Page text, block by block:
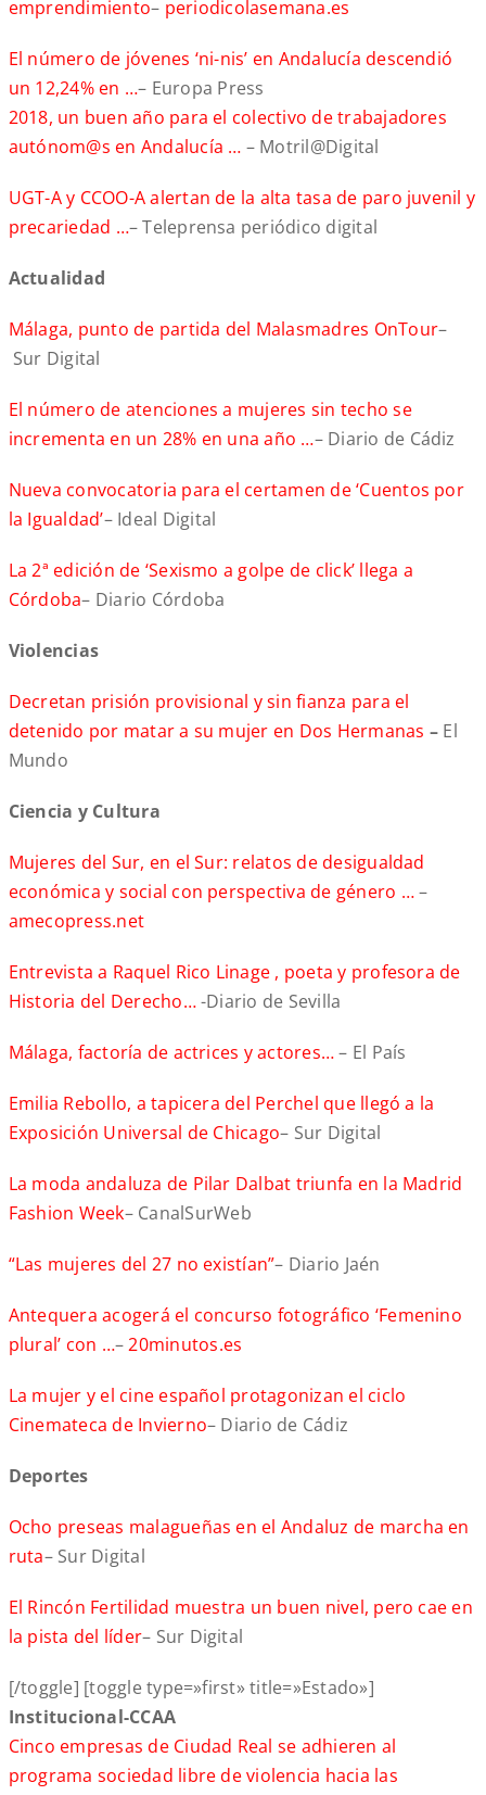
emprendimiento– periodicolasemana.es
El número de jóvenes ‘ni-nis’ en Andalucía descendió
un 12,24% en …– Europa Press
2018, un buen año para el colectivo de trabajadores
autónom@s en Andalucía … – Motril@Digital
UGT-A y CCOO-A alertan de la alta tasa de paro juvenil y
precariedad …– Teleprensa periódico digital
Actualidad
Málaga, punto de partida del Malasmadres OnTour–
Sur Digital
El número de atenciones a mujeres sin techo se
incrementa en un 28% en una año …– Diario de Cádiz
Nueva convocatoria para el certamen de ‘Cuentos por
la Igualdad’– Ideal Digital
La 2ª edición de ‘Sexismo a golpe de click’ llega a
Córdoba– Diario Córdoba
Violencias
Decretan prisión provisional y sin fianza para el
detenido por matar a su mujer en Dos Hermanas – El
Mundo
Ciencia y Cultura
Mujeres del Sur, en el Sur: relatos de desigualdad
económica y social con perspectiva de género …–
amecopress.net
Entrevista a Raquel Rico Linage , poeta y profesora de
Historia del Derecho…-Diario de Sevilla
Málaga, factoría de actrices y actores…– El País
Emilia Rebollo, a tapicera del Perchel que llegó a la
Exposición Universal de Chicago– Sur Digital
La moda andaluza de Pilar Dalbat triunfa en la Madrid
Fashion Week– CanalSurWeb
“Las mujeres del 27 no existían”– Diario Jaén
Antequera acogerá el concurso fotográfico ‘Femenino
plural’ con …–20minutos.es
La mujer y el cine español protagonizan el ciclo
Cinemateca de Invierno– Diario de Cádiz
Deportes
Ocho preseas malagueñas en el Andaluz de marcha en
ruta– Sur Digital
El Rincón Fertilidad muestra un buen nivel, pero cae en
la pista del líder– Sur Digital
[/toggle] [toggle type=»first» title=»Estado»]
Institucional-CCAA
Cinco empresas de Ciudad Real se adhieren al
programa sociedad libre de violencia hacia las